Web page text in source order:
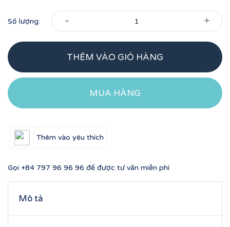
Số lượng: - +
THÊM VÀO GIỎ HÀNG
MUA HÀNG
Thêm vào yêu thích
Gọi +84 797 96 96 96 để được tư vấn miễn phí
Mô tả